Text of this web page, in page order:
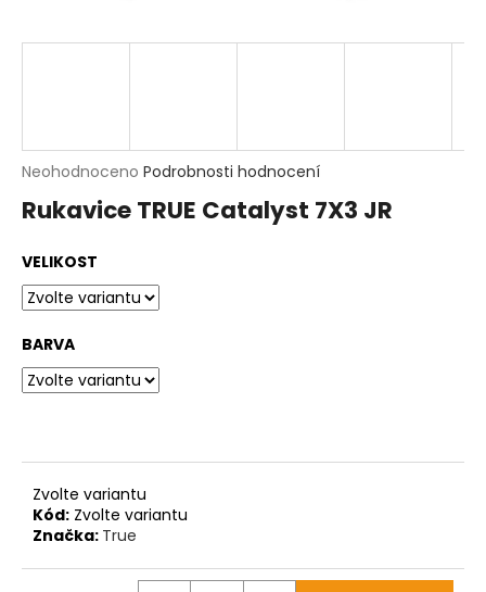
Průměrné
produktu
0,0
z
5
hvězdiček.
Neohodnoceno Podrobnosti hodnocení
Rukavice TRUE Catalyst 7X3 JR
VELIKOST
BARVA
Zvolte variantu
Kód: Zvolte variantu
Značka: True
D
o
p
o
u
č
u
e
m
e